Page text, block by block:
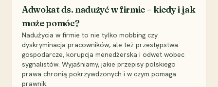
Adwokat ds. nadużyć w firmie – kiedy i jak
może pomóc?
Nadużycia w firmie to nie tylko mobbing czy
dyskryminacja pracowników, ale też przestępstwa
gospodarcze, korupcja menedżerska i odwet wobec
sygnalistów. Wyjaśniamy, jakie przepisy polskiego
prawa chronią pokrzywdzonych i w czym pomaga
prawnik.